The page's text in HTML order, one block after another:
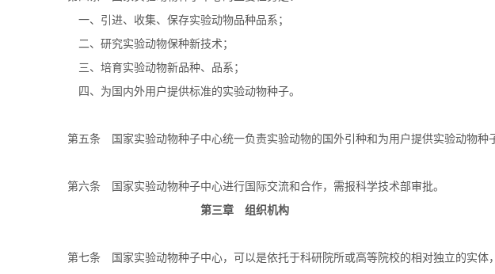
一、引进、收集、保存实验动物品种品系；
二、研究实验动物保种新技术；
三、培育实验动物新品种、品系；
四、为国内外用户提供标准的实验动物种子。
第五条 国家实验动物种子中心统一负责实验动物的国外引种和为用户提供实验动物种
第六条 国家实验动物种子中心进行国际交流和合作，需报科学技术部审批。
第三章 组织机构
第七条 国家实验动物种子中心，可以是依托于科研院所或高等院校的相对独立的实体